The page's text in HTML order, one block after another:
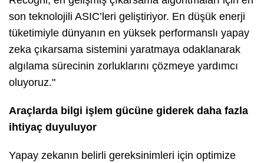
son teknolojili ASIC’leri geliştiriyor. En düşük enerji
tüketimiyle dünyanın en yüksek performanslı yapay
zeka çıkarsama sistemini yaratmaya odaklanarak
algılama sürecinin zorluklarını çözmeye yardımcı
oluyoruz."
Araçlarda bilgi işlem gücüne giderek daha fazla
ihtiyaç duyuluyor
Yapay zekanın belirli gereksinimleri için optimize